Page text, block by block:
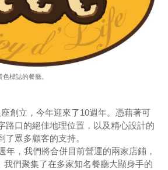
標誌的餐廳。
座創立，今年迎來了10週年。憑藉著可
路口的絕佳地理位置，以及精心設計的
眾多顧客的支持。
年，我們將合併目前營運的兩家店鋪，
我們聚集了在多家知名餐廳大顯身手的